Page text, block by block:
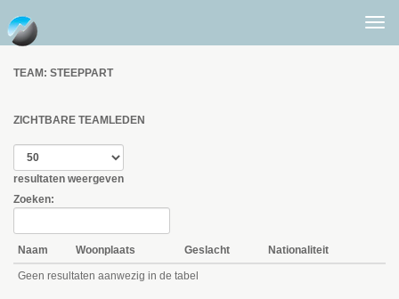
TEAM: STEEPPART
ZICHTBARE TEAMLEDEN
resultaten weergeven
Zoeken:
Naam Woonplaats Geslacht Nationaliteit
Geen resultaten aanwezig in de tabel